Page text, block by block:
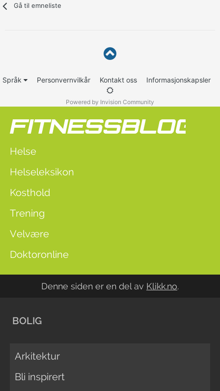
Gå til emneliste
Språk Personvernvilkår Kontakt oss Informasjonskapsler
Powered by Invision Community
Helse
Helseleksikon
Kosthold
Trening
Velvære
Doktoronline
Denne siden er en del av Klikk.no.
BOLIG
Arkitektur
Bli inspirert